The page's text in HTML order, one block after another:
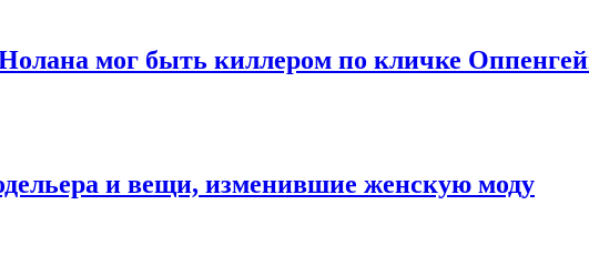
мог быть киллером по кличке
и вещи, изменившие женскую моду